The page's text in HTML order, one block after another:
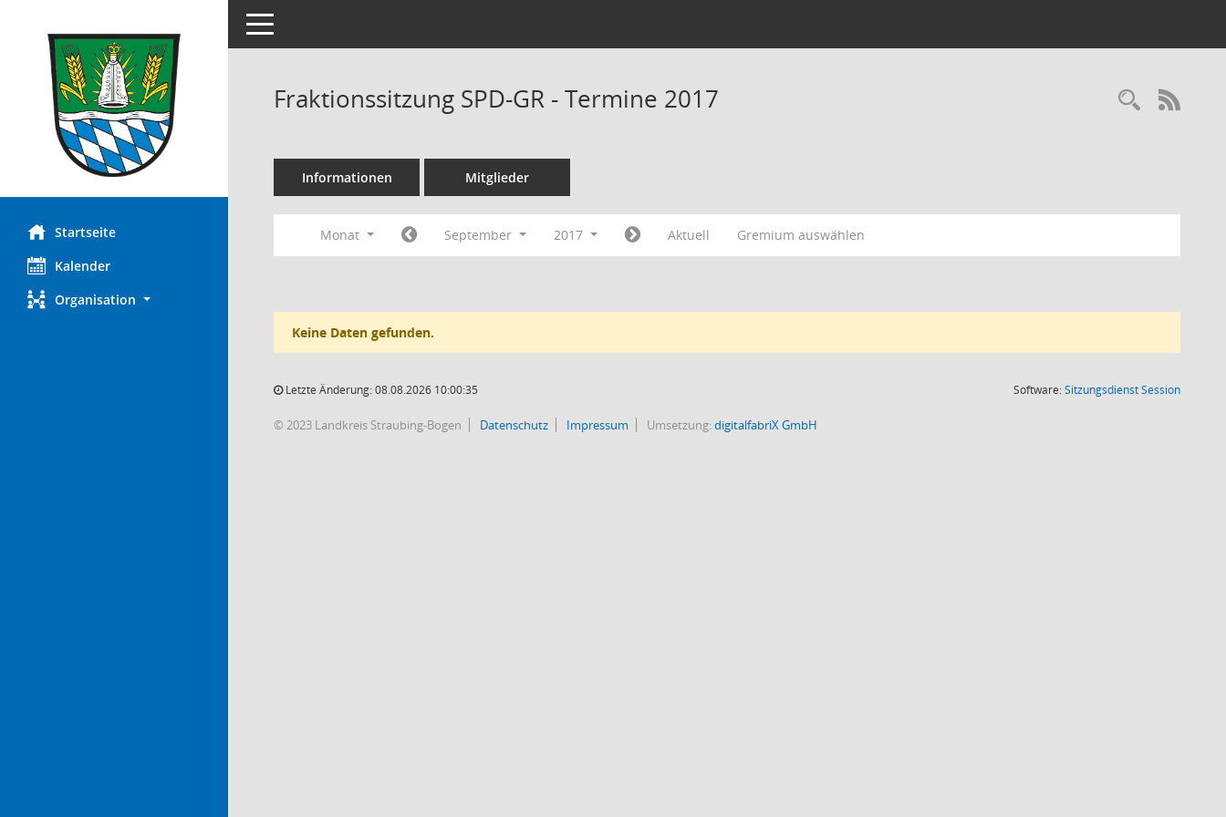
Startseite
Kalender
Organisation
Toggle navigation
Fraktionssitzung SPD-GR - Termine 2017
Informationen Mitglieder
Monat September 2017 Aktuell Gremium auswählen
Keine Daten gefunden.
Letzte Änderung: 08.08.2026 10:00:35 Software:SitzungsdienstSession(Wird in
© 2023 Landkreis Straubing-Bogen Datenschutz Impressum Umsetzung:digitalfabriX GmbH